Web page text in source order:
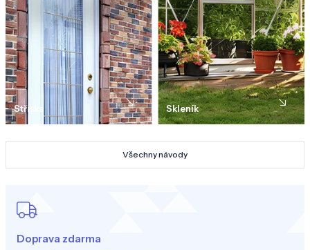
Doprava zdarma
Stříška Skleník
Všechny návody